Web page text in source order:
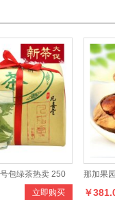
包绿茶热卖 250
叶 立即购买
那加果
10斤/箱
￥